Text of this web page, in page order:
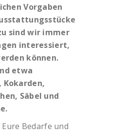
Vorgaben
sind wir immer
interessiert,
können.
etwa
Säbel und
Bedarfe und